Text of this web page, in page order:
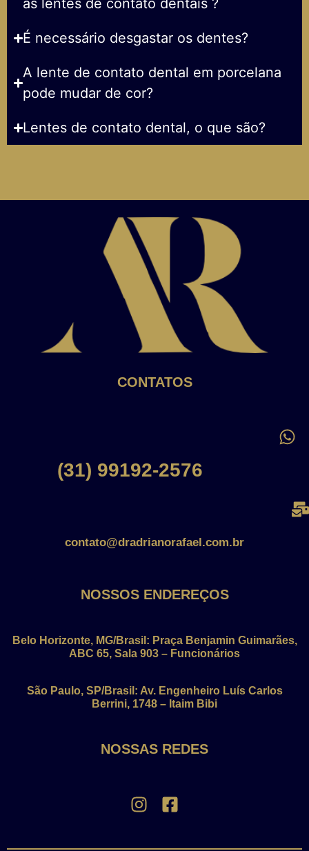
as lentes de contato dentais ?
É necessário desgastar os dentes?
A lente de contato dental em porcelana
pode mudar de cor?
Lentes de contato dental, o que são?
CONTATOS
(31) 99192-2576
contato@dradrianorafael.com.br
NOSSOS ENDEREÇOS
Belo Horizonte, MG/Brasil: Praça Benjamin Guimarães,
ABC 65, Sala 903 – Funcionários
São Paulo, SP/Brasil: Av. Engenheiro Luís Carlos
Berrini, 1748 – Itaim Bibi
NOSSAS REDES